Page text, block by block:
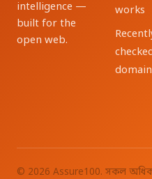
intelligence —
built for the
open web.
works
© 2026 Assure100. সকল